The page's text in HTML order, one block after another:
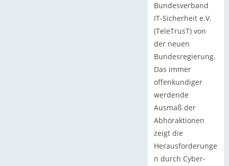
Bundesverband
IT-Sicherheit e.V.
(TeleTrusT) von
der neuen
Bundesregierung.
Das immer
offenkundiger
werdende
Ausmaß der
Abhöraktionen
zeigt die
Herausforderunge
n durch Cyber-